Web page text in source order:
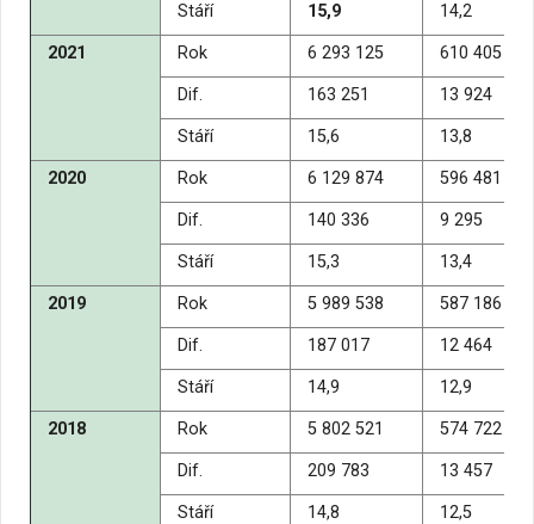
Stáří 15,9 14,2
2021 Rok 6 293 125 610 405
Dif. 163 251 13 924
Stáří 15,6 13,8
2020 Rok 6 129 874 596 481
Dif. 140 336 9 295
Stáří 15,3 13,4
2019 Rok 5 989 538 587 186
Dif. 187 017 12 464
Stáří 14,9 12,9
2018 Rok 5 802 521 574 722
Dif. 209 783 13 457
Stáří 14,8 12,5